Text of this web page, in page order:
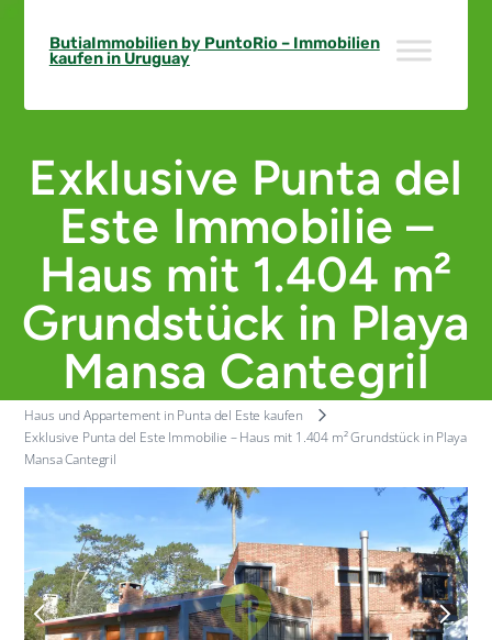
content
ButiaImmobilien by PuntoRio – Immobilien
kaufen in Uruguay
Exklusive Punta del
Este Immobilie –
Haus mit 1.404 m²
Grundstück in Playa
Mansa Cantegril
Haus und Appartement in Punta del Este kaufen
Exklusive Punta del Este Immobilie – Haus mit 1.404 m² Grundstück in Playa
Mansa Cantegril